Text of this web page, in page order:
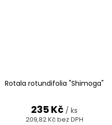
Rotala rotundifolia "Shimoga"
209,82 Kč bez DPH
235 Kč / ks